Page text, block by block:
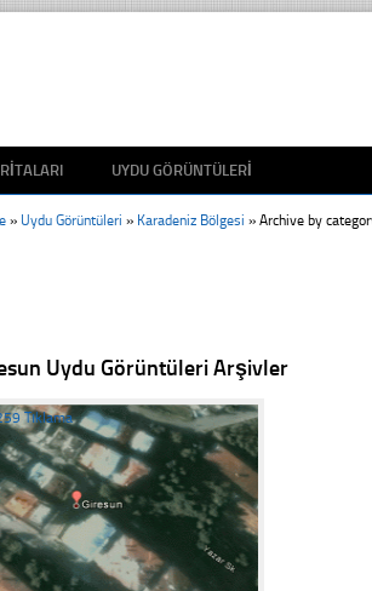
UYDU GÖRÜNTÜLERI
» Uydu Görüntüleri » Karadeniz Bölgesi »Archive by
Uydu Görüntüleri Arşivler
Tıklama